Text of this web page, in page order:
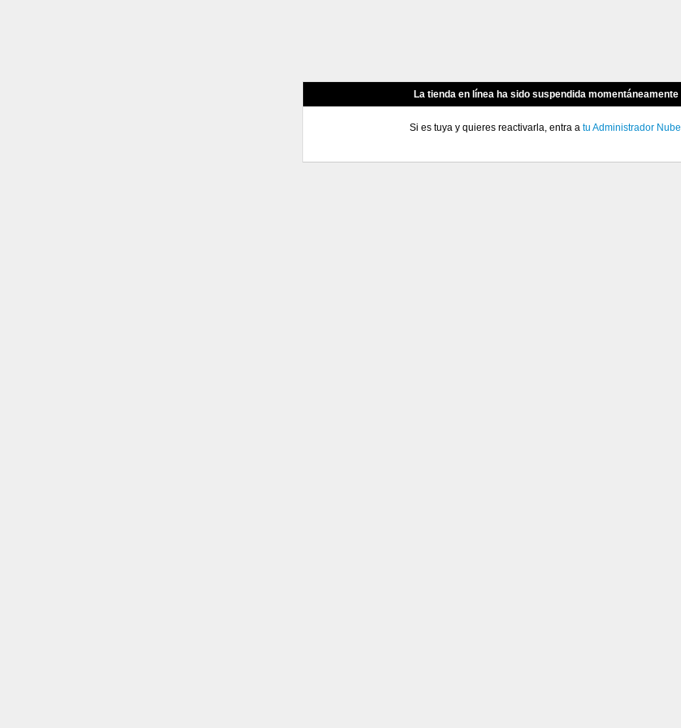
La tienda en línea ha sido suspendida momentáneamente
Si es tuya y quieres reactivarla, entra a tu Administrador Nube